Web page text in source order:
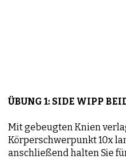
ÜBUNG 1: SIDE WIPP
Mit gebeugten Knien
Körperschwerpunkt 10x
anschließend halten Sie